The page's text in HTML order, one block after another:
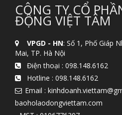
CÔNG TY CỔ
ĐỘNG VIỆT TÂM
VPGD - HN: Số 1, Phố Giáp
Mai, TP. Hà Nội
Điện thoại : 098.148.6162
Hotline : 098.148.6162
Email :
baoholaodongviettam.com